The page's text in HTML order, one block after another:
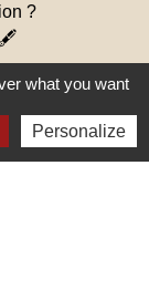
?
🖋
what you want
Personalize